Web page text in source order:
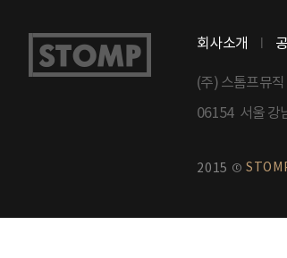
회사소개
(주) 스톰프뮤직
06154 서울 강
2015 ©